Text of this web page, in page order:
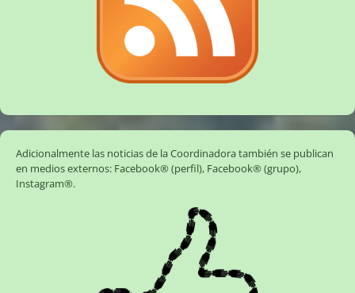
Adicionalmente las noticias de la Coordinadora también se publican
en medios externos: Facebook® (perfil), Facebook® (grupo),
Instagram®.